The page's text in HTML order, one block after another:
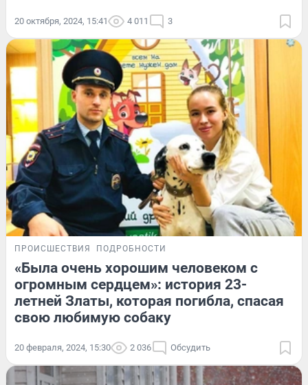
20 октября, 2024, 15:41 4 011 3
ПРОИСШЕСТВИЯ ПОДРОБНОСТИ
«Была очень хорошим человеком с
огромным сердцем»: история 23-
летней Златы, которая погибла, спасая
свою любимую собаку
20 февраля, 2024, 15:30 2 036 Обсудить